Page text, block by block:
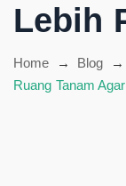
Lebih
Home → Blog →
Ruang Tanam